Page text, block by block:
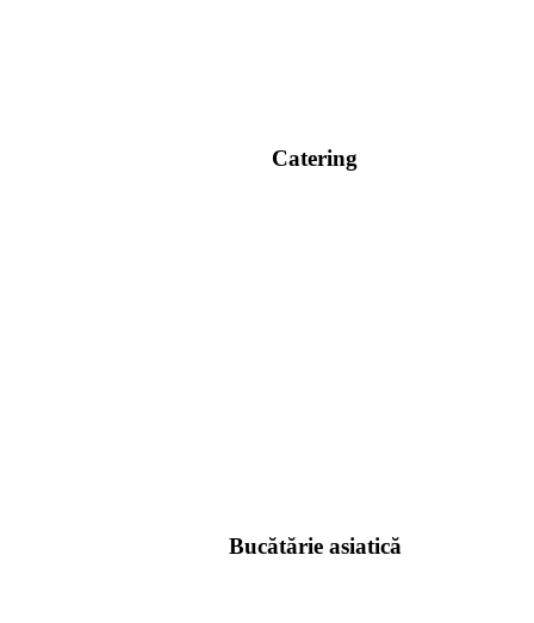
Catering
Bucătărie asiatică